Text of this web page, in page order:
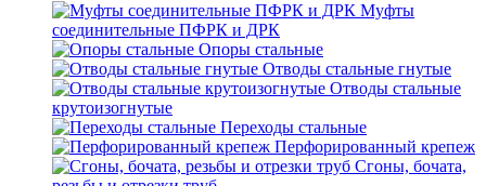
Муфты
соединительные ПФРК и ДРК
Опоры стальные
Отводы стальные гнутые
Отводы стальные
крутоизогнутые
Переходы стальные
Перфорированный крепеж
Сгоны, бочата,